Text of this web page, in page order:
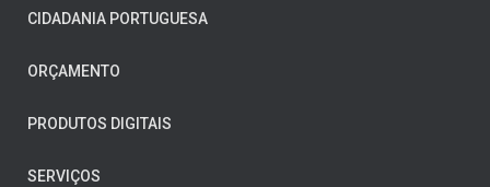
CIDADANIA PORTUGUESA
ORÇAMENTO
PRODUTOS DIGITAIS
SERVIÇOS